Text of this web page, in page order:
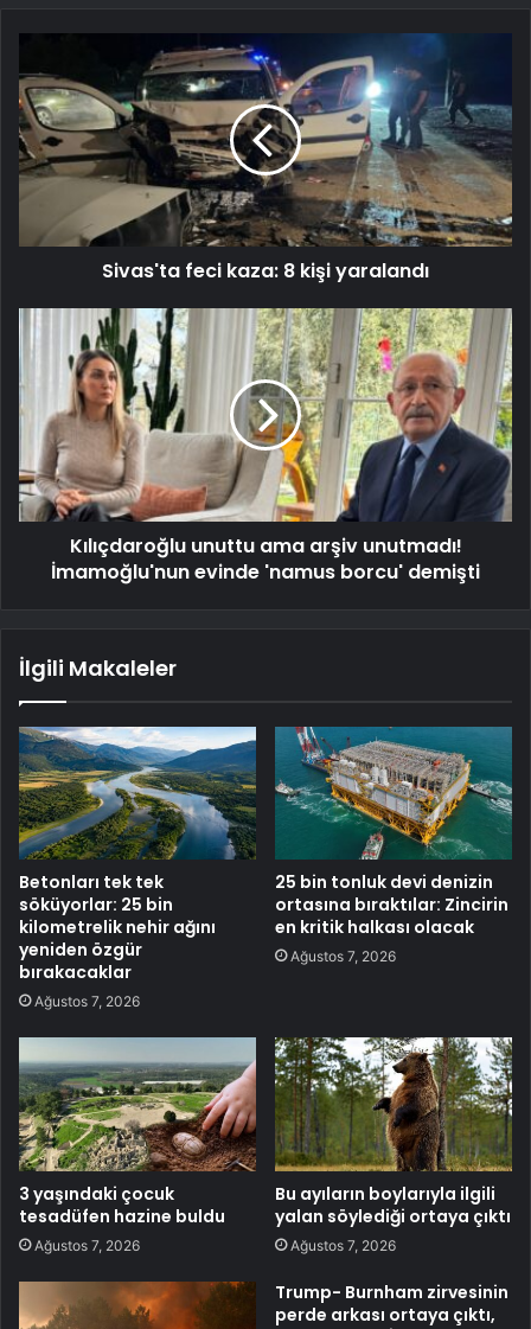
Sivas'ta feci kaza: 8 kişi yaralandı
Kılıçdaroğlu unuttu ama arşiv unutmadı!
İmamoğlu'nun evinde 'namus borcu' demişti
İlgili Makaleler
Betonları tek tek
söküyorlar: 25 bin
kilometrelik nehir ağını
yeniden özgür
bırakacaklar
Ağustos 7, 2026
25 bin tonluk devi denizin
ortasına bıraktılar: Zincirin
en kritik halkası olacak
Ağustos 7, 2026
3 yaşındaki çocuk
tesadüfen hazine buldu
Ağustos 7, 2026
Bu ayıların boylarıyla ilgili
yalan söylediği ortaya çıktı
Ağustos 7, 2026
Trump- Burnham zirvesinin
perde arkası ortaya çıktı,